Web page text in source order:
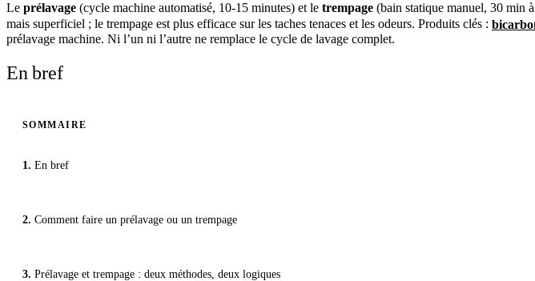
Le prélavage (cycle machine automatisé, 10-15 minutes) et le trempage (bain statique manuel, 30 min
mais superficiel ; le trempage est plus efficace sur les taches tenaces et les odeurs. Produits clés :
prélavage machine. Ni l’un ni l’autre ne remplace le cycle de lavage complet.
En bref
SOMMAIRE
En bref
Comment faire un prélavage ou un trempage
Prélavage et trempage : deux méthodes, deux logiques